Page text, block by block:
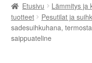
Asiakastilini
Ostoskori
Etusivu Lämmitys ja
tuotteet
Pesutilat ja
sadesuihkuhana,
saippuateline